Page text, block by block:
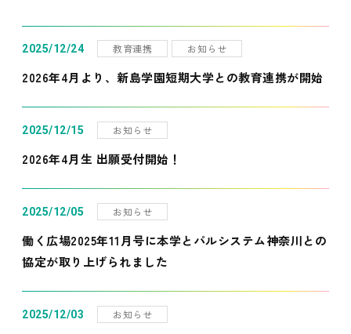
2025/12/24 教育連携 お知らせ
2026年4月より、新島学園短期大学との教育連携が開始
2025/12/15 お知らせ
2026年4月生 出願受付開始！
2025/12/05 お知らせ
働く広場2025年11月号に本学とパルシステム神奈川との
協定が取り上げられました
2025/12/03 お知らせ